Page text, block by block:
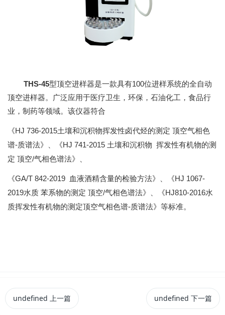
THS-45型顶空进样器是一款具有100位进样系统的全自动
顶空进样器。广泛应用于医疗卫生，环保，石油化工，食品行
业，制药等领域。该仪器符合
《HJ 736-2015土壤和沉积物挥发性卤代烃的测定 顶空气相色
谱-质谱法》、《HJ 741-2015 土壤和沉积物 挥发性有机物的测
定 顶空/气相色谱法》、
《GA/T 842-2019 血液酒精含量的检验方法》、《HJ 1067-
2019水质 苯系物的测定 顶空/气相色谱法》、《HJ810-2016水
质挥发性有机物的测定顶空气相色谱-质谱法》等标准。
undefined 上一篇 undefined 下一篇